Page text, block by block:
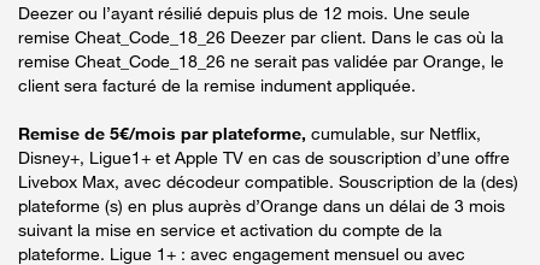
Deezer ou l’ayant résilié depuis plus de 12 mois. Une seule
remise Cheat_Code_18_26 Deezer par client. Dans le cas où la
remise Cheat_Code_18_26 ne serait pas validée par Orange, le
client sera facturé de la remise indument appliquée.
Remise de 5€/mois par plateforme, cumulable, sur Netflix,
Disney+, Ligue1+ et Apple TV en cas de souscription d’une offre
Livebox Max, avec décodeur compatible. Souscription de la (des)
plateforme (s) en plus auprès d’Orange dans un délai de 3 mois
suivant la mise en service et activation du compte de la
plateforme. Ligue 1+ : avec engagement mensuel ou avec